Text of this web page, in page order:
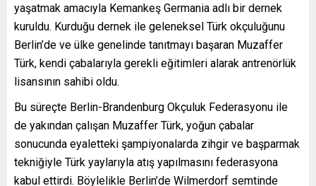
yaşatmak amacıyla Kemankeş Germania adlı bir dernek
kuruldu. Kurduğu dernek ile geleneksel Türk okçuluğunu
Berlin’de ve ülke genelinde tanıtmayı başaran Muzaffer
Türk, kendi çabalarıyla gerekli eğitimleri alarak antrenörlük
lisansının sahibi oldu.
Bu süreçte Berlin-Brandenburg Okçuluk Federasyonu ile
de yakından çalışan Muzaffer Türk, yoğun çabalar
sonucunda eyaletteki şampiyonalarda zihgir ve başparmak
tekniğiyle Türk yaylarıyla atış yapılmasını federasyona
kabul ettirdi. Böylelikle Berlin’de Wilmerdorf semtinde